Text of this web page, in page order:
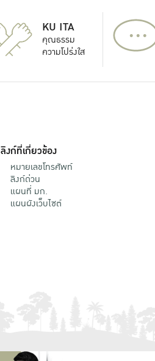
KU ITA
คุณธรรม
ความโปร่งใส
...
ลิงก์ที่เกี่ยวข้อง
หมายเลขโทรศัพท์
ลิงก์ด่วน
แผนที่ มก.
แผนผังเว็บไซต์